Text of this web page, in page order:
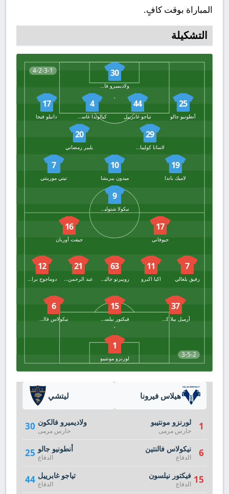
المباراة بوقت كافٍ.
التشكيلة
4-2-3-1 30
ولاديميرو فالكون
25
أنطونيو جالو
44
تياجو غابرييل
4
كيالوندا غاسبار
17
دانيلو فيجا
29
لاسانا كوليبالي
20
يلبير رمضاني
19
لاميك باندا
10
ميدون بيريشا
7
تيتي مورينتي
9
نيكولا شتوليتش
3-5-2
17
جيوفاني
16
جيفت أوربان
7
رفيق بلغالي
11
اكبا اكبرو
63
روبيرتو جاليارديني
21
عبد الرحمن هاروي
12
دوماجوج براداريتش
37
15
6
1
لورنزو مونتيبو
ليتشي
30 ولاديميرو فالكون
حارس مرمى
25 أنطونيو جالو
الدفاع
44 تياجو غابرييل
الدفاع
هيلاس فيرونا
1 لورنزو مونتيبو
حارس مرمى
6 نيكولاس فالنتين
الدفاع
15 فيكتور نيلسون
الدفاع